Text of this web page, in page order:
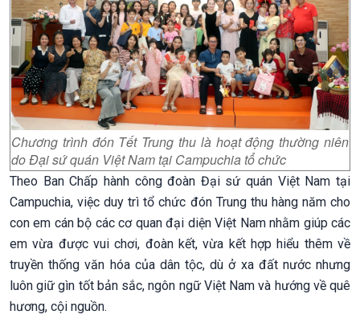
Chương trình đón Tết Trung thu là hoạt động thường niên
do Đại sứ quán Việt Nam tại Campuchia tổ chức
Theo Ban Chấp hành công đoàn Đại sứ quán Việt Nam tại
Campuchia, việc duy trì tổ chức đón Trung thu hàng năm cho
con em cán bộ các cơ quan đại diện Việt Nam nhằm giúp các
em vừa được vui chơi, đoàn kết, vừa kết hợp hiểu thêm về
truyền thống văn hóa của dân tộc, dù ở xa đất nước nhưng
luôn giữ gìn tốt bản sắc, ngôn ngữ Việt Nam và hướng về quê
hương, cội nguồn.